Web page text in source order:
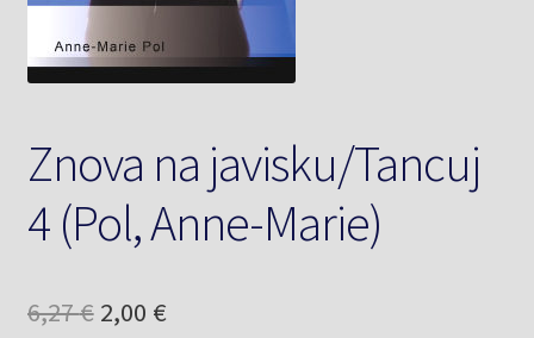
Znova na javisku/Tancuj
4 (Pol, Anne-Marie)
6,27€ Pôvodná
2,00 €Aktuálna